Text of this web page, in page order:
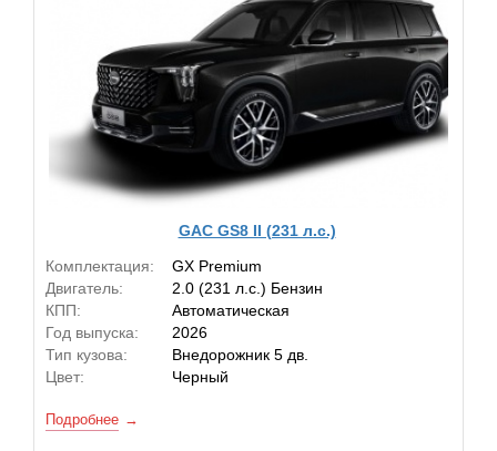
GAC GS8 II (231 л.с.)
Комплектация:
GX Premium
Двигатель:
2.0 (231 л.с.) Бензин
КПП:
Автоматическая
Год выпуска:
2026
Тип кузова:
Внедорожник 5 дв.
Цвет:
Черный
Подробнее